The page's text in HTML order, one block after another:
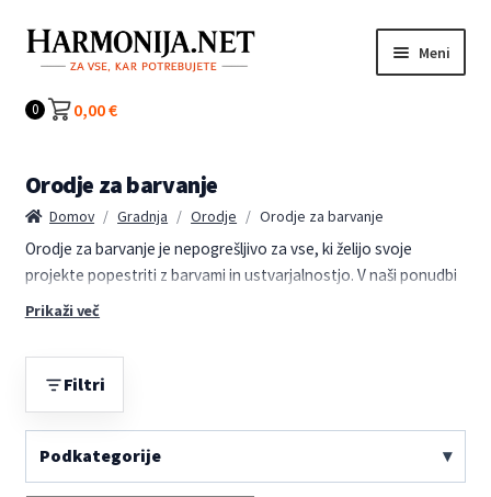
Preskoči
na
navigacijo
Preskoči
na
vsebino
Meni
0 0,00€
Orodje za barvanje
Domov / Gradnja / Orodje / Orodje za barvanje
Orodje za barvanje je nepogrešljivo za vse, ki želijo svoje
projekte popestriti z barvami in ustvarjalnostjo. V naši ponudbi
najdete kakovostne pripomočke, ki olajšajo nanos barve in
na to, ali barvate stene, pohištvo ali umetniške izdelke, boste
tukaj našli orodje, ki ustreza vašim potrebam.
Izberite med različnimi tipi čopičev, valjčki in drugimi barvnimi
pripomočki, ki zagotavljajo enakomeren nanos in enostavno
uporabo. Naša kategorija orodje za barvanje je zasnovana
Prikaži več
Filtri
Podkategorije